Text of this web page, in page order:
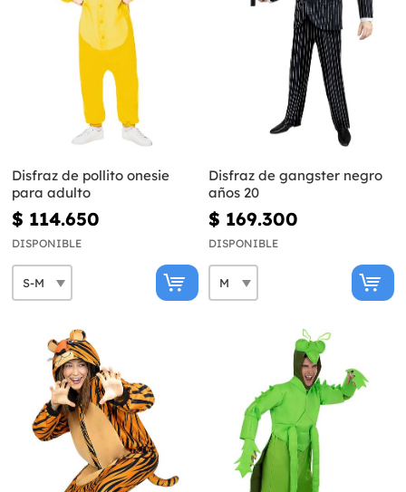
Disfraz de pollito onesie
para adulto
$ 114.650
DISPONIBLE
Disfraz de gangster negro
años 20
$ 169.300
DISPONIBLE